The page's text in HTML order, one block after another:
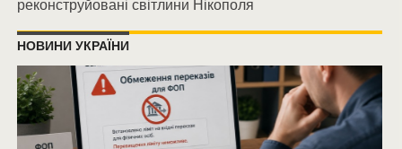
реконструйовані світлини Нікополя
НОВИНИ УКРАЇНИ